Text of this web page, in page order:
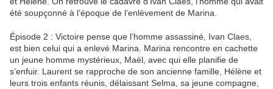
été soupçonné à l’époque de l’enlèvement de Marina.
Épisode 2 : Victoire pense que l’homme assassiné, Ivan Claes,
est bien celui qui a enlevé Marina. Marina rencontre en cachette
un jeune homme mystérieux, Maël, avec qui elle planifie de
s’enfuir. Laurent se rapproche de son ancienne famille, Hélène et
leurs trois enfants réunis, délaissant Selma, sa jeune compagne,